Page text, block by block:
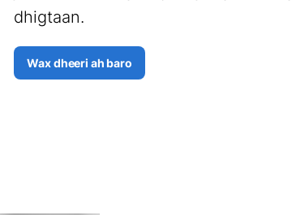
dhigtaan.
Wax dheeri ah baro